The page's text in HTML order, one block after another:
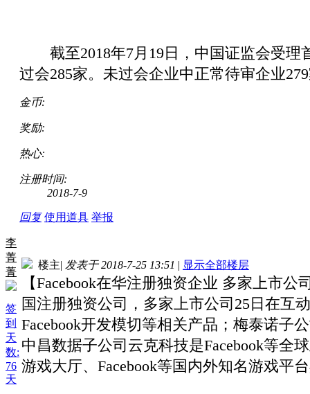
截至2018年7月19日，中国证监会受理
过会285家。未过会企业中正常待审企业
金币:
奖励:
热心:
注册时间:
2018-7-9
回复 使用道具 举报
李
菁
菁
签
到
天
数:
76
天
楼主| 发表于 2018-7-25 13:51 | 显示全部楼层
【Facebook在华注册独资企业 多家上市
国注册独资公司，多家上市公司25日在互
Facebook开发模切等相关产品；梅泰诺子
中昌数据子公司云克科技是Facebook等全
游戏大厅、Facebook等国内外知名游戏平